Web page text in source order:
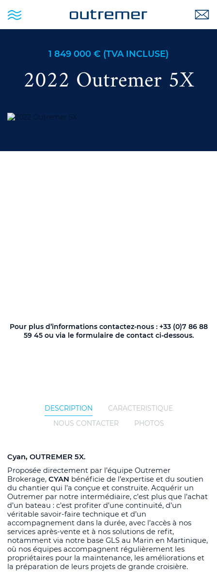
1 849 000 € (TVA INCLUSE)
2022 Outremer 5X
Pour plus d’informations contactez-nous : +33 (0)7 86 88
59 45 ou via le formulaire de contact ci-dessous.
DESCRIPTION
CARACTERISTIQUE
NOUS CONTACTER
PHOTOS
Cyan, OUTREMER 5X.
Proposée directement par l’équipe Outremer
Brokerage, CYAN bénéficie de l’expertise et du soutien
du chantier qui l’a conçue et construite. Acquérir un
Outremer par notre intermédiaire, c’est plus que l’achat
d’un bateau : c’est profiter d’une continuité, d’un
véritable savoir-faire technique et d’un
accompagnement dans la durée, avec l’accès à nos
services après-vente et à nos solutions de refit,
notamment via notre base GLS au Marin en Martinique,
où nos équipes accompagnent régulièrement les
propriétaires pour la maintenance, les améliorations et
la préparation de leurs projets de grande croisière.